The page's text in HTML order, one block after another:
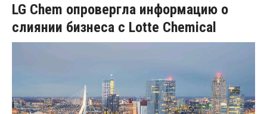
LG Chem опровергла информацию о
слиянии бизнеса с Lotte Chemical